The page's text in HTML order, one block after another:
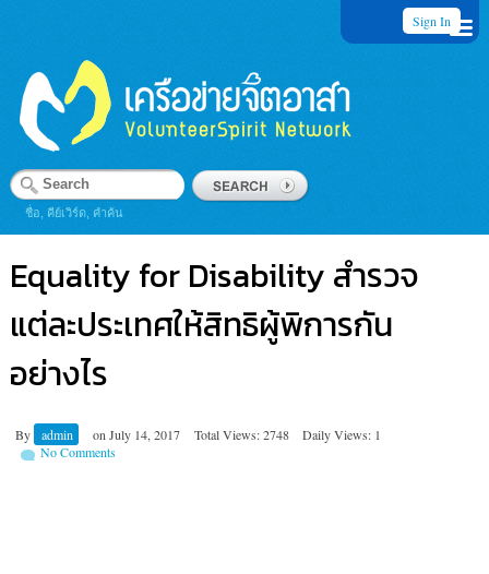
Sign In
ชื่อ, คีย์เวิร์ด, คำค้น
Equality for Disability สำรวจ
แต่ละประเทศให้สิทธิผู้พิการกัน
อย่างไร
By admin on July 14, 2017 Total Views: 2748
Daily Views: 1
No Comments